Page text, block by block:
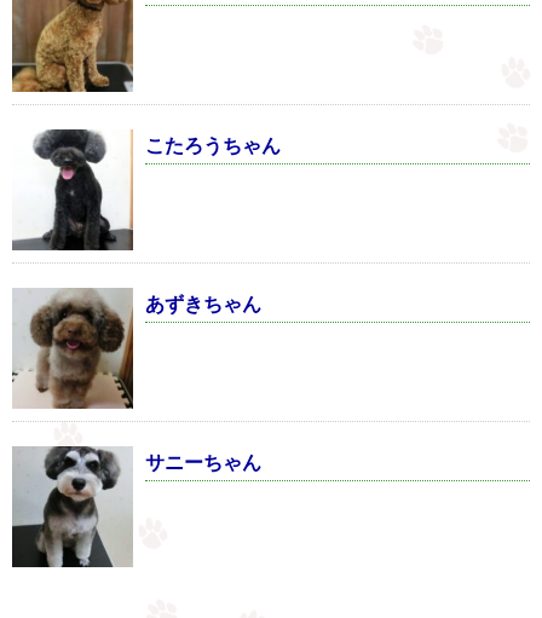
こたろうちゃん
あずきちゃん
サニーちゃん